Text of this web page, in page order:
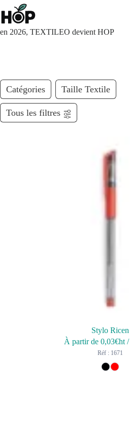
Passer
au
contenu
en 2026, TEXTILEO devient HOP
Catégories Taille Textile
Tous les filtres
Stylo Ricen
À partir de 0,03€ht/
Réf : 1671